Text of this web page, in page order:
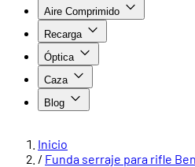
Aire Comprimido
Recarga
Óptica
Caza
Blog
Inicio
/ Funda serraje para rifle